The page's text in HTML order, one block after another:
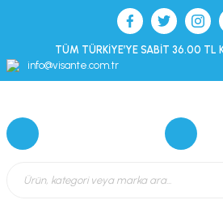
TÜM TÜRKİYE’YE SABİT 36.00 TL
info@visante.com.tr